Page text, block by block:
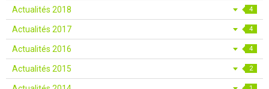
Actualités 2018 4
Actualités 2017 4
Actualités 2016 4
Actualités 2015 2